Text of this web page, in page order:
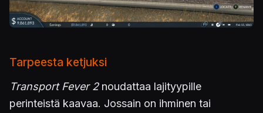
Tarpeesta ketjuksi
Transport Fever 2noudattaa lajityypille
perinteistä kaavaa. Jossain on ihminen tai